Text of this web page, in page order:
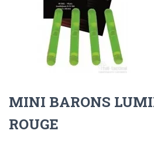
MINI BARONS
ROUGE